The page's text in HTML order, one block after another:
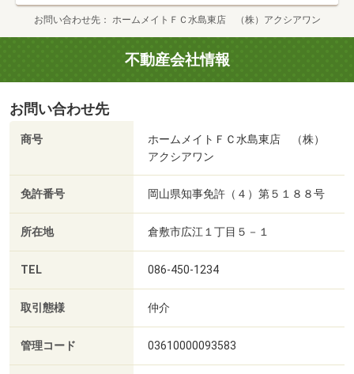
お問い合わせ先 ホームメイトＦＣ水島東店 （株）アクシアワン
不動産会社情報
お問い合わせ先
商号
ホームメイトＦＣ水島東店 （株）
アクシアワン
免許番号 岡山県知事免許（４）第５１８８号
所在地 倉敷市広江１丁目５－１
TEL 086-450-1234
取引態様 仲介
管理コード 03610000093583